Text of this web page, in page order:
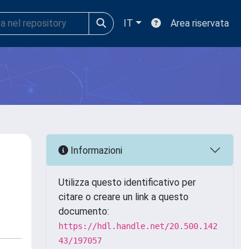
IT Area riservata
Informazioni
Utilizza questo identificativo per
citare o creare un link a questo
documento:
https://hdl.handle.net/20.500.142
43/197057